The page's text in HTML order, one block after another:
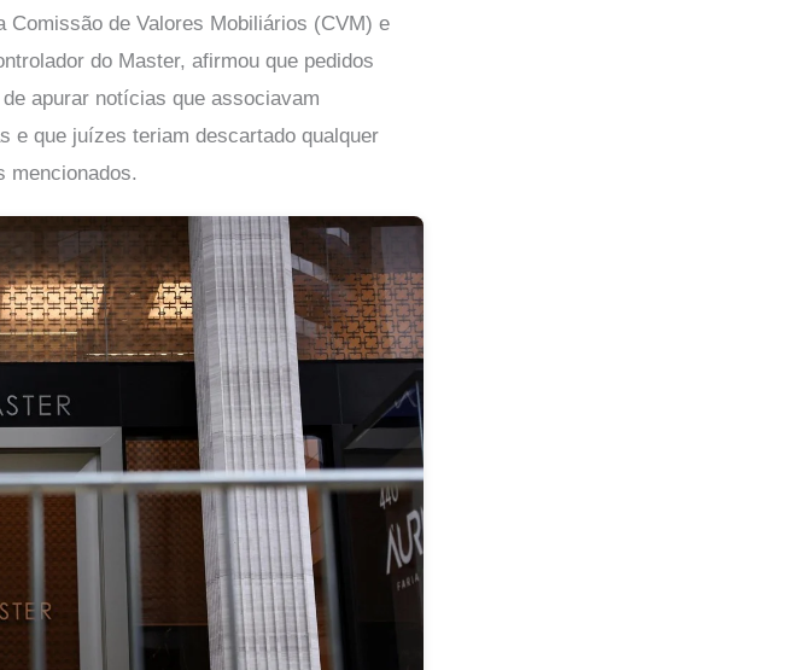
de Valores Mobiliários (CVM) e
do Master, afirmou que pedidos
apurar notícias que associavam
e que juízes teriam descartado qualquer
mencionados.